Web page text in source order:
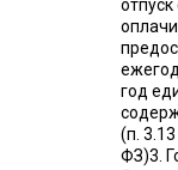
год
(п.
ФЗ)3.